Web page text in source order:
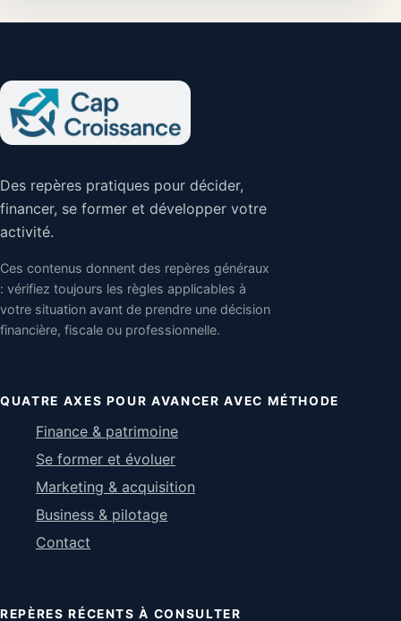
marges
Des repères pratiques pour décider,
financer, se former et développer votre
activité.
Ces contenus donnent des repères généraux
: vérifiez toujours les règles applicables à
votre situation avant de prendre une décision
financière, fiscale ou professionnelle.
QUATRE AXES POUR AVANCER AVEC MÉTHODE
Finance & patrimoine
Se former et évoluer
Marketing & acquisition
Business & pilotage
Contact
REPÈRES RÉCENTS À CONSULTER